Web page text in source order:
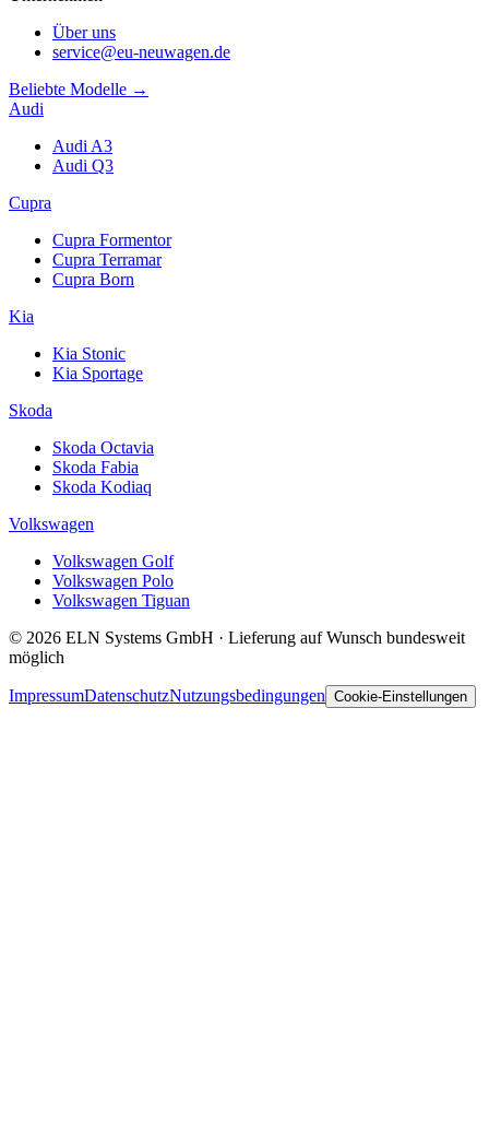
Über uns
service@eu-neuwagen.de
Beliebte Modelle →
Audi
Audi A3
Audi Q3
Cupra
Cupra Formentor
Cupra Terramar
Cupra Born
Kia
Kia Stonic
Kia Sportage
Skoda
Skoda Octavia
Skoda Fabia
Skoda Kodiaq
Volkswagen
Volkswagen Golf
Volkswagen Polo
Volkswagen Tiguan
© 2026 ELN Systems GmbH · Lieferung auf Wunsch bundesweit
möglich
ImpressumDatenschutzNutzungsbedingungen Cookie-Einstellungen